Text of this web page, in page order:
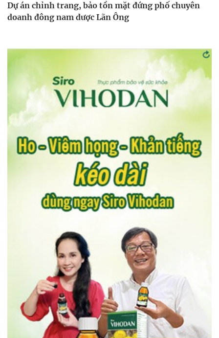
Dự án chỉnh trang, bảo tồn mặt đứng phố chuyên
doanh đông nam dược Lãn Ông